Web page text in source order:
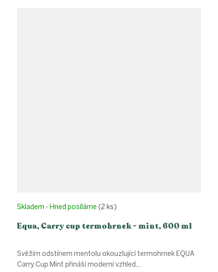
Equa, Carry cup termohrnek - mint, 600 ml
Skladem - Hned posíláme (2 ks)
Svěžím odstínem mentolu okouzlující termohrnek EQUA
Carry Cup Mint přináší moderní vzhled,...